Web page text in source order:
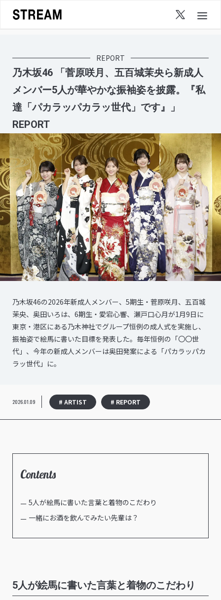
content
REPORT
乃木坂46 「菅原咲月、五百城茉央ら新成人
メンバー5人が華やかな振袖姿を披露。『私
達「パカラッパカラッ世代」です』」
REPORT
乃木坂46の2026年新成人メンバー、5期生・菅原咲月、五百城
茉央、奥田いろは、6期生・愛宕心響、瀬戸口心月が1月9日に
東京・港区にある乃木神社でグループ恒例の成人式を実施し、
振袖姿で絵馬に書いた目標を発表した。毎年恒例の「〇〇世
代」、今年の新成人メンバーは奥田発案による「パカラッパカ
ラッ世代」に。
2026.01.09 # ARTIST # REPORT
Contents
5人が絵馬に書いた言葉と着物のこだわり
一緒にお酒を飲んでみたい先輩は？
5人が絵馬に書いた言葉と着物のこだわり